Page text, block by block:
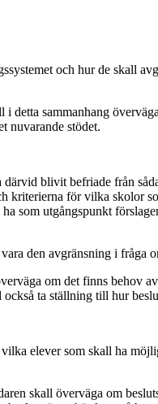
och hur de skall
sammanhang
nuvarande stödet.
blivit befriade från
kriterierna för vilka skolor
som utgångspunkt
den avgränsning i fråga
om det finns behov
ta ställning till hur
elever som skall ha
skall överväga om